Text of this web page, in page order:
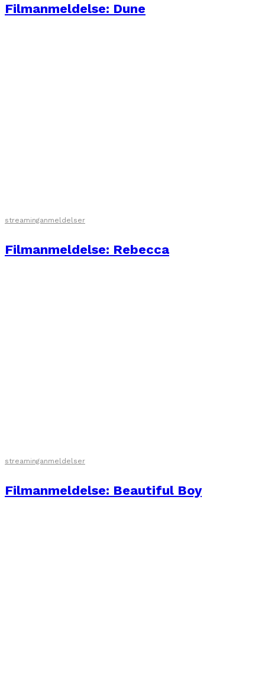
Filmanmeldelse: Dune
streaminganmeldelser
Filmanmeldelse: Rebecca
streaminganmeldelser
Filmanmeldelse: Beautiful Boy